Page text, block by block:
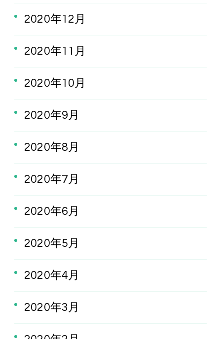
2020年12月
2020年11月
2020年10月
2020年9月
2020年8月
2020年7月
2020年6月
2020年5月
2020年4月
2020年3月